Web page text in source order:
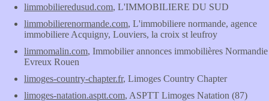
limmobilieredusud.com, L'IMMOBILIERE DU SUD
limmobilierenormande.com, L'immobiliere normande, agence
immobiliere Acquigny, Louviers, la croix st leufroy
limmomalin.com, Immobilier annonces immobilières Normandie
Evreux Rouen
limoges-country-chapter.fr, Limoges Country Chapter
limoges-natation.asptt.com, ASPTT Limoges Natation (87)